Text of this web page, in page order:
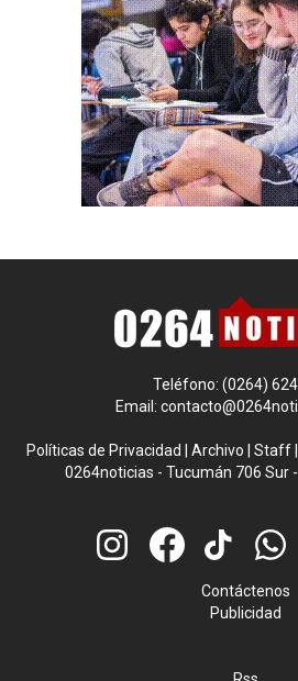
Teléfono: (0264)
Email:
Políticas de Privacidad |Archivo |Staff
0264noticias - Tucumán 706 Sur
Contáctenos
Publicidad